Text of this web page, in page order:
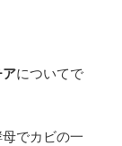
アについてで
でカビの一